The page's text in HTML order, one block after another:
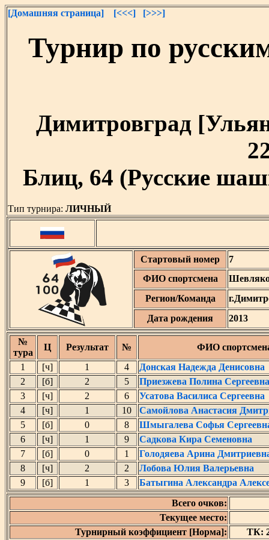
[Домашняя страница] [<<<] [>>>]
Турнир по
Димитровград
Блиц, 64 (Русские
Тип турнира: ЛИЧНЫЙ
Стартовый номер
7
ФИО спортсмена
Регион/Команда
Дата рождения
2013
№
тура
Ц Результат №
ФИО
1
[ч] 1 4
Донская Надежда Денисовна
2
[б] 2 5
Приезжева Полина Сергеевна
3
[ч] 2 6
Усатова Василиса Сергеевна
4
[ч] 1 10
Самойлова Анастасия
5
[б] 0 8
Шмыгалева Софья
6
[ч] 1 9
Садкова Кира Семеновна
7
[б] 0 1
Голодяева Арина
8
[ч] 2 2
Лобова Юлия Валерьевна
9
[б] 1 3
Батыгина Александра
Всего очков:
Текущее место:
Турнирный коэффициент [Норма]:
ТК: